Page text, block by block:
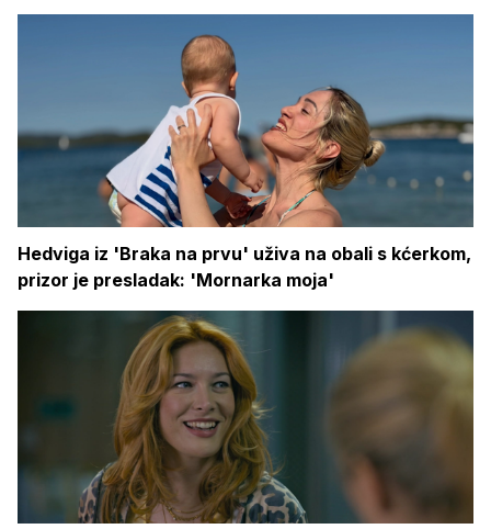
Hedviga iz 'Braka na prvu' uživa na obali s kćerkom,
prizor je presladak: 'Mornarka moja'